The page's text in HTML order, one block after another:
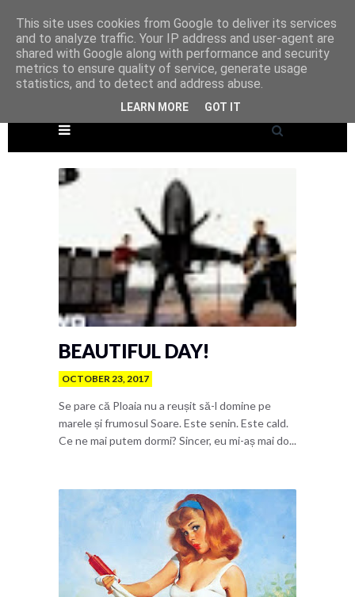
BEAUTIFUL DAY!
OCTOBER 23, 2017
Se pare că Ploaia nu a reușit să-l domine pe
marele și frumosul Soare. Este senin. Este cald.
Ce ne mai putem dormi? Sincer, eu mi-aș mai do...
This site uses cookies from Google to deliver its services
and to analyze traffic. Your IP address and user-agent are
shared with Google along with performance and security
metrics to ensure quality of service, generate usage
statistics, and to detect and address abuse.
LEARN MORE GOT IT